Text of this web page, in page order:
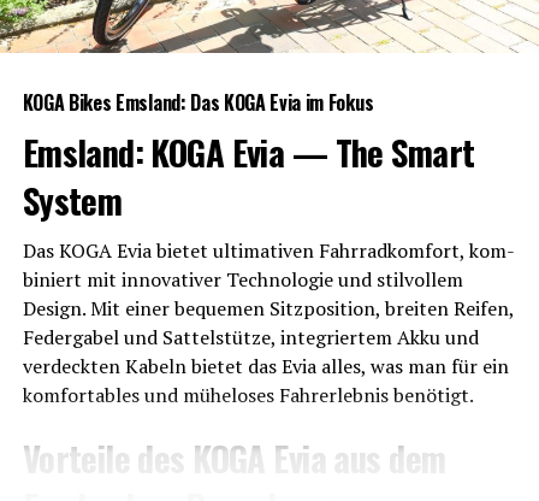
KOGA Bikes Ems­land: Das KOGA Evia im Fokus
Ems­land: KOGA Evia — The Smart
System
Das KOGA Evia bie­tet ulti­ma­ti­ven Fahr­rad­kom­fort, kom­
bi­niert mit inno­va­ti­ver Tech­no­lo­gie und stil­vol­lem
Design. Mit einer beque­men Sitz­po­si­ti­on, brei­ten Rei­fen,
Feder­ga­bel und Sat­tel­stüt­ze, inte­grier­tem Akku und
ver­deck­ten Kabeln bie­tet das Evia alles, was man für ein
kom­for­ta­bles und mühe­lo­ses Fahr­erleb­nis benötigt.
Vor­tei­le des KOGA Evia aus dem